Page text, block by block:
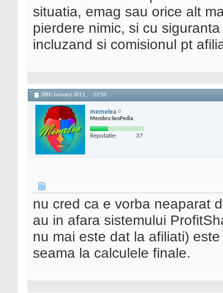
situatia, emag sau orice alt
pierdere nimic, si cu
incluzand si comisionul pt
28th January 2011, 12:50
memelea
Membru SeoPedia
Reputatie: 37
nu cred ca e vorba neaparat
au in afara sistemului
nu mai este dat la afiliati)
seama la calculele finale.